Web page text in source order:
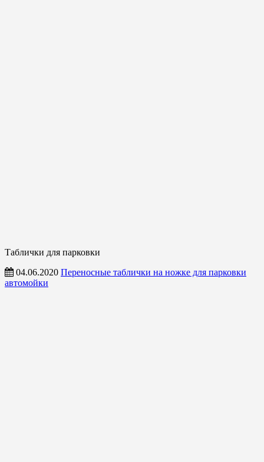
Таблички для парковки
04.06.2020 Переносные таблички на ножке для парковки
автомойки